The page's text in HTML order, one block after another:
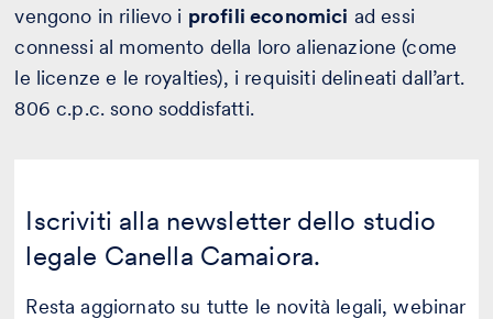
vengono in rilievo i profili economici ad essi
connessi al momento della loro alienazione (come
le licenze e le royalties), i requisiti delineati dall’art.
806 c.p.c. sono soddisfatti.
Iscriviti alla newsletter dello studio
legale Canella Camaiora.
Resta aggiornato su tutte le novità legali, webinar